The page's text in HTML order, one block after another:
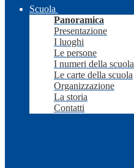
Scuola
Panoramica
Presentazione
I luoghi
Le persone
I numeri della scuola
Le carte della scuola
Organizzazione
La storia
Contatti